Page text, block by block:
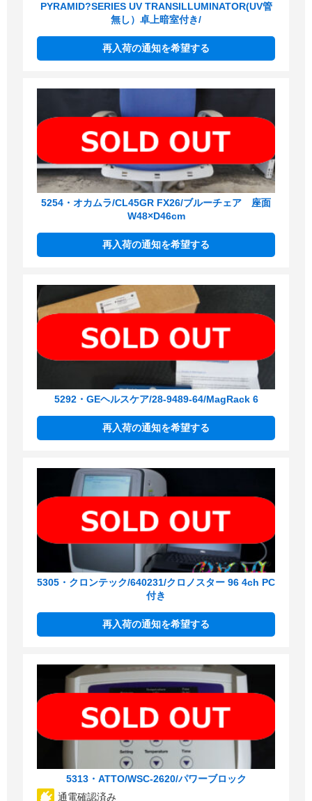
PYRAMID?SERIES UV TRANSILLUMINATOR(UV管
無し）卓上暗室付き/
再入荷の通知を希望する
5254・オカムラ/CL45GR FX26/ブルーチェア 座面
W48×D46cm
再入荷の通知を希望する
5292・GEヘルスケア/28-9489-64/MagRack 6
再入荷の通知を希望する
5305・クロンテック/640231/クロノスター 96 4ch PC
付き
再入荷の通知を希望する
5313・ATTO/WSC-2620/パワーブロック
通電確認済み